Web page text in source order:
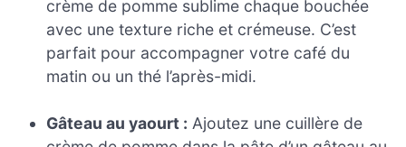
crème de pomme sublime chaque bouchée
avec une texture riche et crémeuse. C’est
parfait pour accompagner votre café du
matin ou un thé l’après-midi.
Gâteau au yaourt : Ajoutez une cuillère de